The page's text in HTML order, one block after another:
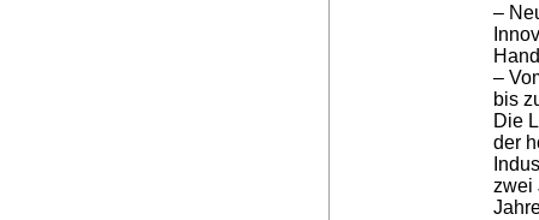
–
–
bis
Die
der
zwei